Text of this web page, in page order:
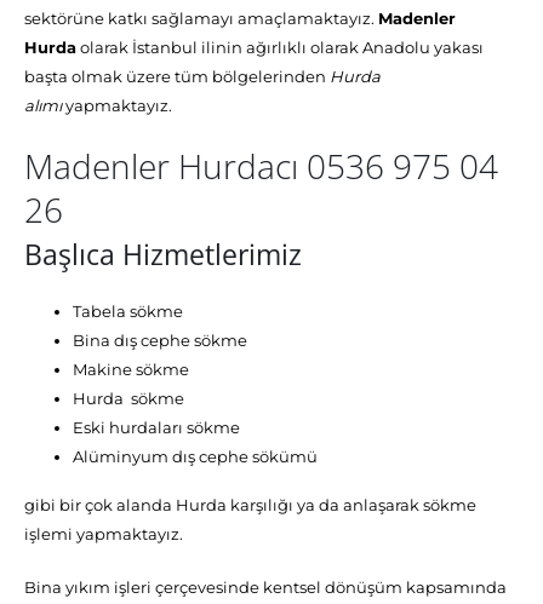
sektörüne katkı sağlamayı amaçlamaktayız. Madenler
Hurdaolarak İstanbul ilinin ağırlıklı olarak Anadolu yakası
başta olmak üzere tüm bölgelerinden Hurda
alımıyapmaktayız.
Madenler Hurdacı 0536 975 04
26
Başlıca Hizmetlerimiz
Tabela sökme
Bina dış cephe sökme
Makine sökme
Hurda sökme
Eski hurdaları sökme
Alüminyum dış cephe sökümü
gibi bir çok alanda Hurda karşılığı ya da anlaşarak sökme
işlemi yapmaktayız.
Bina yıkım işleri çerçevesinde kentsel dönüşüm kapsamında